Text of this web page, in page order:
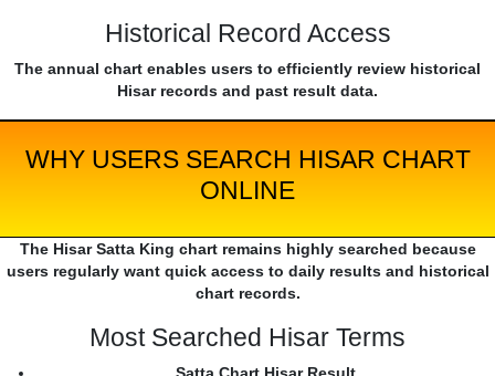
Historical Record Access
The annual chart enables users to efficiently review historical
Hisar records and past result data.
WHY USERS SEARCH HISAR CHART
ONLINE
The Hisar Satta King chart remains highly searched because
users regularly want quick access to daily results and historical
chart records.
Most Searched Hisar Terms